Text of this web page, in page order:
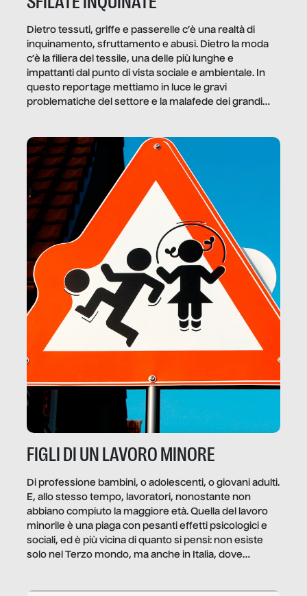
Dietro tessuti, griffe e passerelle c’è una realtà di
inquinamento, sfruttamento e abusi. Dietro la moda
c’è la filiera del tessile, una delle più lunghe e
impattanti dal punto di vista sociale e ambientale. In
questo reportage mettiamo in luce le gravi
problematiche del settore e la malafede dei grandi
FIGLI DI UN LAVORO MINORE
Di professione bambini, o adolescenti, o giovani adulti.
E, allo stesso tempo, lavoratori, nonostante non
abbiano compiuto la maggiore età. Quella del lavoro
minorile è una piaga con pesanti effetti psicologici e
sociali, ed è più vicina di quanto si pensi: non esiste
solo nel Terzo mondo, ma anche in Italia, dove